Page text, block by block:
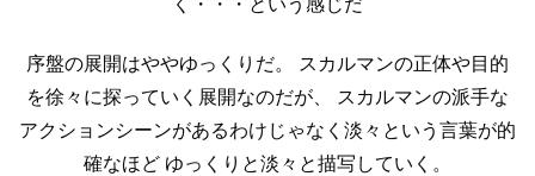
く・・・という感じだ
序盤の展開はややゆっくりだ。
スカルマンの正体や目的
を徐々に探っていく展開なのだが、
スカルマンの派手な
アクションシーンがあるわけじゃなく淡々という言葉が的
確なほど ゆっくりと淡々と描写していく。